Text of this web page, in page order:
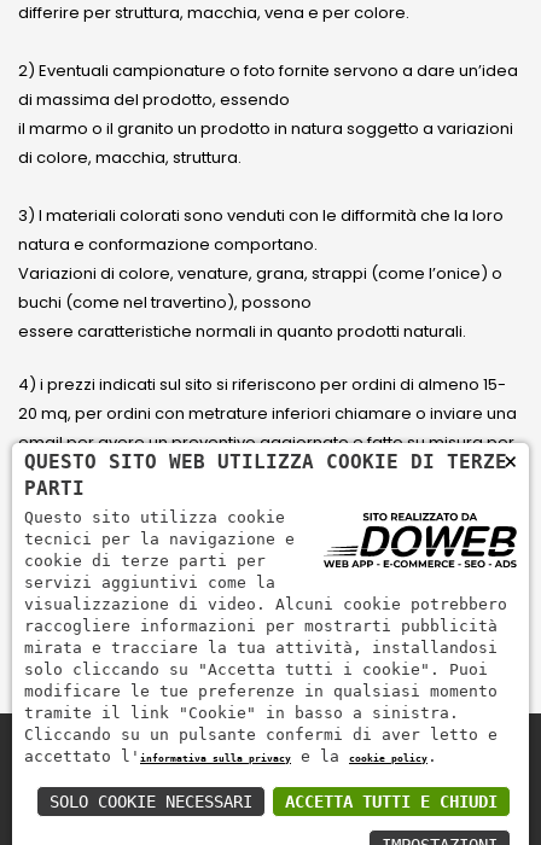
differire per struttura, macchia, vena e per colore.
2) Eventuali campionature o foto fornite servono a dare un’idea
di massima del prodotto, essendo
il marmo o il granito un prodotto in natura soggetto a variazioni
di colore, macchia, struttura.
3) I materiali colorati sono venduti con le difformità che la loro
natura e conformazione comportano.
Variazioni di colore, venature, grana, strappi (come l’onice) o
buchi (come nel travertino), possono
essere caratteristiche normali in quanto prodotti naturali.
4) i prezzi indicati sul sito si riferiscono per ordini di almeno 15-
20 mq, per ordini con metrature inferiori chiamare o inviare una
email per avere un preventivo aggiornato e fatto su misura per
il cliente.
5) Paga con Carta di credito Visa, Visa Electron, Maestro,
Mastercard tramite il circuito PayPal. PayPal serve per pagare,
inviare denaro e accettare pagamenti in modo rapido,
semplice e sicuro.
Zem Marmi P.I. 03463990246
Paga in modo sicuro con
×
QUESTO SITO WEB UTILIZZA COOKIE DI TERZE
PARTI
Questo sito utilizza cookie
tecnici per la navigazione e
cookie di terze parti per
servizi aggiuntivi come la
visualizzazione di video. Alcuni cookie potrebbero
raccogliere informazioni per mostrarti pubblicità
mirata e tracciare la tua attività, installandosi
solo cliccando su "Accetta tutti i cookie". Puoi
modificare le tue preferenze in qualsiasi momento
tramite il link "Cookie" in basso a sinistra.
Cliccando su un pulsante confermi di aver letto e
accettato l' informativa sulla privacy e la cookie policy .
ACCETTA TUTTI E CHIUDI
SOLO COOKIE NECESSARI